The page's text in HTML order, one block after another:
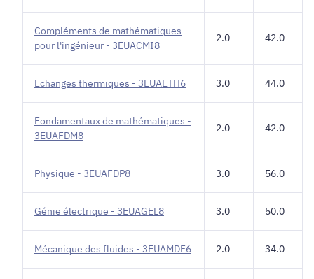
Compléments de mathématiques
pour l'ingénieur - 3EUACMI8
2.0 42.0
Echanges thermiques - 3EUAETH6 3.0 44.0
Fondamentaux de mathématiques -
3EUAFDM8
2.0 42.0
Physique - 3EUAFDP8 3.0 56.0
Génie électrique - 3EUAGEL8 3.0 50.0
Mécanique des fluides - 3EUAMDF6 2.0 34.0